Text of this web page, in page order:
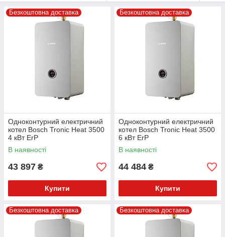
Безкоштовна доставка
Одноконтурний електричний
котел Bosch Tronic Heat 3500
4 кВт ErP
В наявності
43 897 ₴
Купити
Безкоштовна доставка
Одноконтурний електричний
котел Bosch Tronic Heat 3500
6 кВт ErP
В наявності
44 484 ₴
Купити
Безкоштовна доставка Безкоштовна доставка